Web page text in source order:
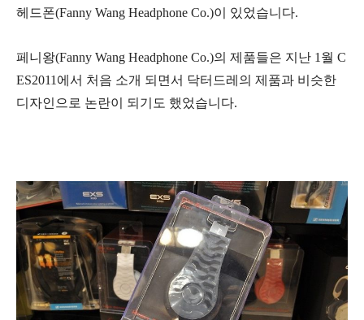
헤드폰(Fanny Wang Headphone Co.)이 있었습니다.
페니왕(Fanny Wang Headphone Co.)의 제품들은 지난 1월 C
ES2011에서 처음 소개 되면서 닥터드레의 제품과 비슷한
디자인으로 논란이 되기도 했었습니다.